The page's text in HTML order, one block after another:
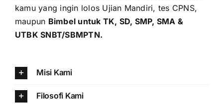
kamu yang ingin lolos Ujian Mandiri, tes CPNS,
maupun Bimbel untuk TK, SD, SMP, SMA &
UTBK SNBT/SBMPTN.
Misi Kami
Filosofi Kami